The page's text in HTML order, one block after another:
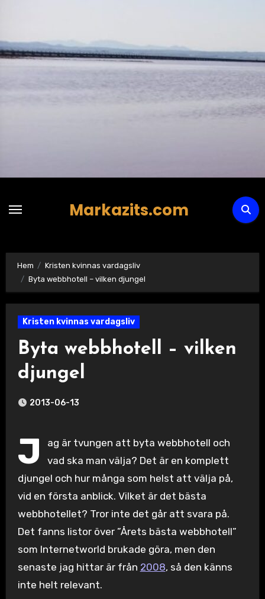
innehåll
Markazits.com
Hem
Kristen kvinnas vardagsliv
Byta webbhotell – vilken djungel
Kristen kvinnas vardagsliv
Byta webbhotell – vilken
djungel
2013-06-13
J
ag är tvungen att byta webbhotell och
vad ska man välja? Det är en komplett
djungel och hur många som helst att välja på,
vid en första anblick. Vilket är det bästa
webbhotellet? Tror inte det går att svara på.
Det fanns listor över ”Årets bästa webbhotell”
som Internetworld brukade göra, men den
senaste jag hittar är från 2008, så den känns
inte helt relevant.